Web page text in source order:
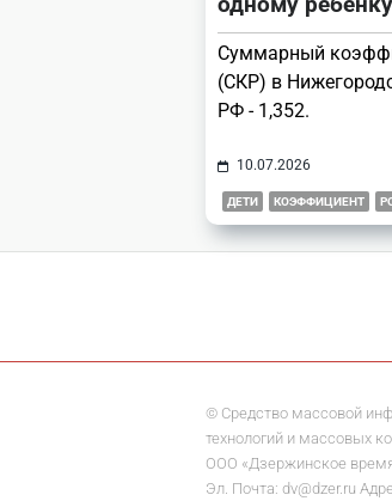
Суммарный
(СКР) в
РФ - 1,352.
10.07.2026
ДЕТИ КОЭФФИЦИЕНТ
© Средство массовой
технологий и массовых
ООО «Дзержинское
Эл. Почта: dv@dzer.ru